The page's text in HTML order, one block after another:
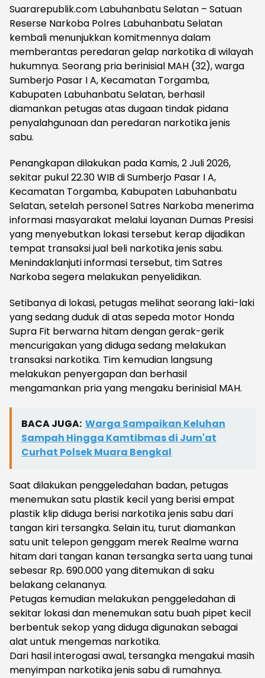
Suararepublik.com Labuhanbatu Selatan – Satuan
Reserse Narkoba Polres Labuhanbatu Selatan
kembali menunjukkan komitmennya dalam
memberantas peredaran gelap narkotika di wilayah
hukumnya. Seorang pria berinisial MAH (32), warga
Sumberjo Pasar I A, Kecamatan Torgamba,
Kabupaten Labuhanbatu Selatan, berhasil
diamankan petugas atas dugaan tindak pidana
penyalahgunaan dan peredaran narkotika jenis
sabu.
Penangkapan dilakukan pada Kamis, 2 Juli 2026,
sekitar pukul 22.30 WIB di Sumberjo Pasar I A,
Kecamatan Torgamba, Kabupaten Labuhanbatu
Selatan, setelah personel Satres Narkoba menerima
informasi masyarakat melalui layanan Dumas Presisi
yang menyebutkan lokasi tersebut kerap dijadikan
tempat transaksi jual beli narkotika jenis sabu.
Menindaklanjuti informasi tersebut, tim Satres
Narkoba segera melakukan penyelidikan.
Setibanya di lokasi, petugas melihat seorang laki-laki
yang sedang duduk di atas sepeda motor Honda
Supra Fit berwarna hitam dengan gerak-gerik
mencurigakan yang diduga sedang melakukan
transaksi narkotika. Tim kemudian langsung
melakukan penyergapan dan berhasil
mengamankan pria yang mengaku berinisial MAH.
BACA JUGA: Warga Sampaikan Keluhan
Sampah Hingga Kamtibmas di Jum'at
Curhat Polsek Muara Bengkal
Saat dilakukan penggeledahan badan, petugas
menemukan satu plastik kecil yang berisi empat
plastik klip diduga berisi narkotika jenis sabu dari
tangan kiri tersangka. Selain itu, turut diamankan
satu unit telepon genggam merek Realme warna
hitam dari tangan kanan tersangka serta uang tunai
sebesar Rp. 690.000 yang ditemukan di saku
belakang celananya.
Petugas kemudian melakukan penggeledahan di
sekitar lokasi dan menemukan satu buah pipet kecil
berbentuk sekop yang diduga digunakan sebagai
alat untuk mengemas narkotika.
Dari hasil interogasi awal, tersangka mengakui masih
menyimpan narkotika jenis sabu di rumahnya.